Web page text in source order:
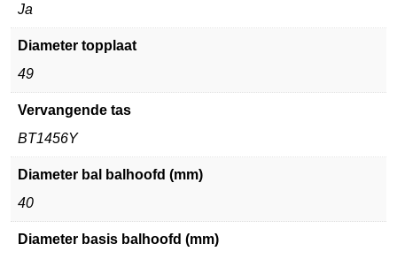
Ja
Diameter topplaat
49
Vervangende tas
BT1456Y
Diameter bal balhoofd (mm)
40
Diameter basis balhoofd (mm)